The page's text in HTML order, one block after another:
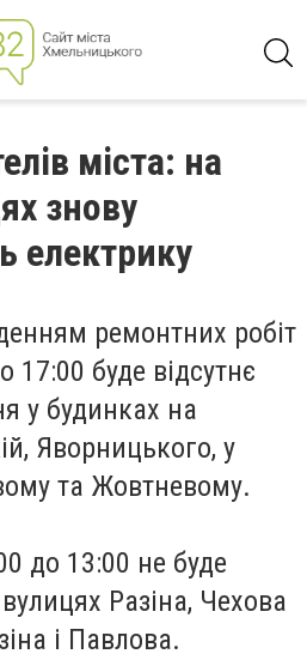
міста: на
знову
електрику
ремонтних робіт
17:00 буде відсутнє
у будинках на
Яворницького, у
та Жовтневому.
до 13:00 не буде
Разіна, Чехова
і Павлова.